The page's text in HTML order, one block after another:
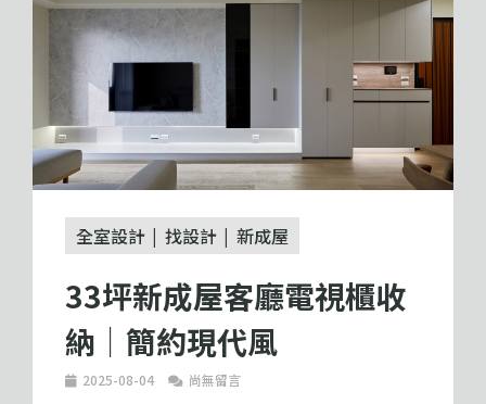
全室設計 找設計 新成屋
33坪新成屋客廳電視櫃收
納｜簡約現代風
2025-08-04 尚無留言